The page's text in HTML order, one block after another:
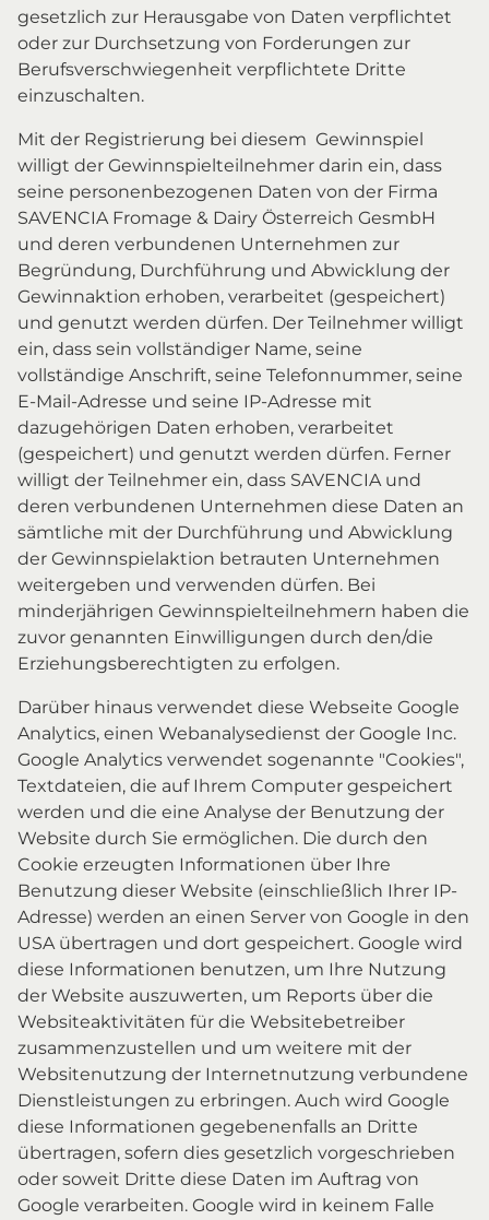
gesetzlich zur Herausgabe von Daten verpflichtet
oder zur Durchsetzung von Forderungen zur
Berufsverschwiegenheit verpflichtete Dritte
einzuschalten.
Mit der Registrierung bei diesem Gewinnspiel
willigt der Gewinnspielteilnehmer darin ein, dass
seine personenbezogenen Daten von der Firma
SAVENCIA Fromage & Dairy Österreich GesmbH
und deren verbundenen Unternehmen zur
Begründung, Durchführung und Abwicklung der
Gewinnaktion erhoben, verarbeitet (gespeichert)
und genutzt werden dürfen. Der Teilnehmer willigt
ein, dass sein vollständiger Name, seine
vollständige Anschrift, seine Telefonnummer, seine
E-Mail-Adresse und seine IP-Adresse mit
dazugehörigen Daten erhoben, verarbeitet
(gespeichert) und genutzt werden dürfen. Ferner
willigt der Teilnehmer ein, dass SAVENCIA und
deren verbundenen Unternehmen diese Daten an
sämtliche mit der Durchführung und Abwicklung
der Gewinnspielaktion betrauten Unternehmen
weitergeben und verwenden dürfen. Bei
minderjährigen Gewinnspielteilnehmern haben die
zuvor genannten Einwilligungen durch den/die
Erziehungsberechtigten zu erfolgen.
Darüber hinaus verwendet diese Webseite Google
Analytics, einen Webanalysedienst der Google Inc.
Google Analytics verwendet sogenannte "Cookies",
Textdateien, die auf Ihrem Computer gespeichert
werden und die eine Analyse der Benutzung der
Website durch Sie ermöglichen. Die durch den
Cookie erzeugten Informationen über Ihre
Benutzung dieser Website (einschließlich Ihrer IP-
Adresse) werden an einen Server von Google in den
USA übertragen und dort gespeichert. Google wird
diese Informationen benutzen, um Ihre Nutzung
der Website auszuwerten, um Reports über die
Websiteaktivitäten für die Websitebetreiber
zusammenzustellen und um weitere mit der
Websitenutzung der Internetnutzung verbundene
Dienstleistungen zu erbringen. Auch wird Google
diese Informationen gegebenenfalls an Dritte
übertragen, sofern dies gesetzlich vorgeschrieben
oder soweit Dritte diese Daten im Auftrag von
Google verarbeiten. Google wird in keinem Falle